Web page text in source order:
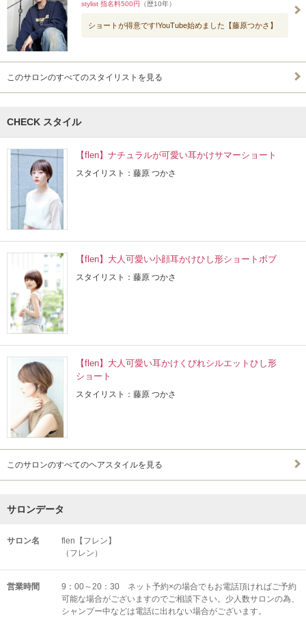
stylist 指名料500円 （歴10年）
ショートが得意です!YouTube始めました【藤原つかさ】
このサロンのすべてのスタイリストを見る
CHECK スタイル
【flen】ナチュラルが可愛い耳かけサマーショート
スタイリスト：藤原 つかさ
【flen】大人可愛い小顔耳かけひし形ショートボブ
スタイリスト：藤原 つかさ
【flen】大人可愛い耳かけくびれシルエットひし形
ショート
スタイリスト：藤原 つかさ
このサロンのすべてのヘアスタイルを見る
サロンデータ
サロン名
flen【フレン】
（フレン）
営業時間
9：00～20：30 ネット予約×の場合でもお電話頂ければご予約
可能な場合がございますのでご相談下さい。少人数サロンの為、
シャンプー中などは電話に出れない場合がございます。